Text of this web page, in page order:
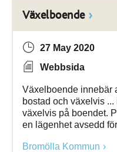
Växelboende
27 May 2020
Webbsida
Växelboende innebär
bostad och växelvis
växelvis på boendet.
en lägenhet avsedd
Bromölla Kommun